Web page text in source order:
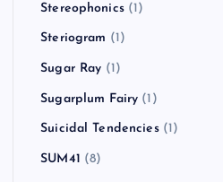
Stereophonics(1)
Steriogram (1)
Sugar Ray (1)
Sugarplum Fairy (1)
Suicidal Tendencies(1)
SUM41 (8)